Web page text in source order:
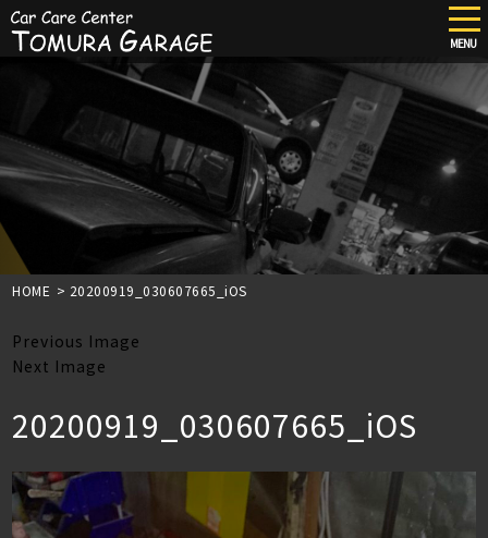
content
MENU
HOME > 20200919_030607665_iOS
Previous Image
Next Image
20200919_030607665_iOS